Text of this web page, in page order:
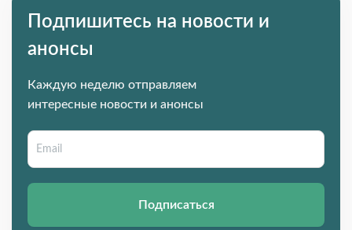
Подпишитесь на новости и
анонсы
Каждую неделю отправляем
интересные новости и анонсы
Подписаться